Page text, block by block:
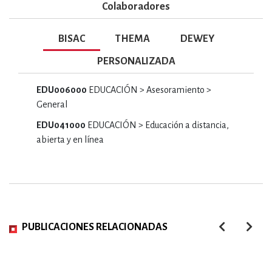
Colaboradores
BISAC THEMA DEWEY
PERSONALIZADA
EDU006000 EDUCACIÓN > Asesoramiento >
General
EDU041000 EDUCACIÓN > Educación a distancia,
abierta y en línea
PUBLICACIONES RELACIONADAS